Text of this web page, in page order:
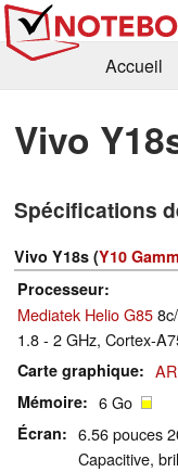
Accueil
Recherche
Vivo
Spécifications
Vivo Y18s (Y10
Processeur
Mediatek Helio G85
1.8 - 2 GHz, Cortex-
Carte graphique
Mémoire 6 Go
Écran
6.56 pouces
Capacitive,